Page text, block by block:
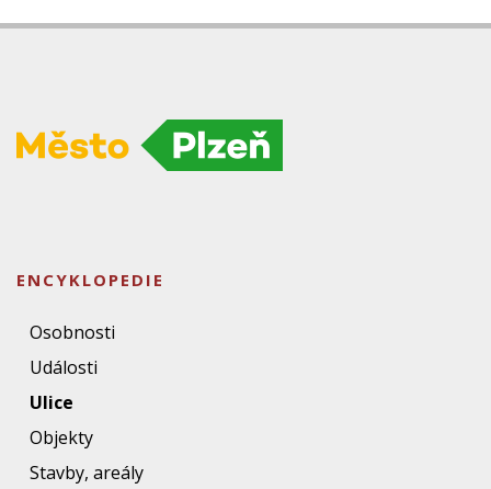
ENCYKLOPEDIE
Osobnosti
Události
Ulice
Objekty
Stavby, areály